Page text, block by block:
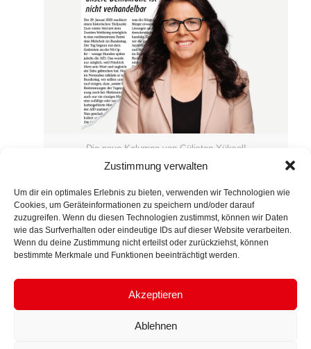
Zustimmung verwalten
Um dir ein optimales Erlebnis zu bieten, verwenden wir Technologien wie
Cookies, um Geräteinformationen zu speichern und/oder darauf
zuzugreifen. Wenn du diesen Technologien zustimmst, können wir Daten
wie das Surfverhalten oder eindeutige IDs auf dieser Website verarbeiten.
Wenn du deine Zustimmung nicht erteilst oder zurückziehst, können
bestimmte Merkmale und Funktionen beeinträchtigt werden.
Akzeptieren
Ablehnen
Die neue Kolumne von Gülistan Yüksel!
Februar 2025
MEHR LESEN
© 2024 GÜLISTAN YÜKSEL. All Rights Reserved.